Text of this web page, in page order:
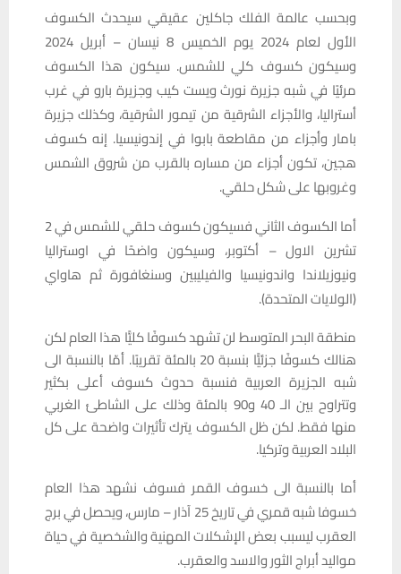
وبحسب عالمة الفلك جاكلين عقيقي سيحدث الكسوف
الأول لعام 2024 يوم الخميس 8 نيسان – أبريل 2024
وسيكون كسوف كلي للشمس. سيكون هذا الكسوف
مرئيًا في شبه جزيرة نورث ويست كيب وجزيرة بارو في غرب
أستراليا، والأجزاء الشرقية من تيمور الشرقية، وكذلك جزيرة
بامار وأجزاء من مقاطعة بابوا في إندونيسيا. إنه كسوف
هجين، تكون أجزاء من مساره بالقرب من شروق الشمس
وغروبها على شكل حلقي.
أما الكسوف الثاني فسيكون كسوف حلقي للشمس في 2
تشرين الاول – أكتوبر، وسيكون واضحًا في اوستراليا
ونيوزيلاندا واندونيسيا والفيليبين وسنغافورة ثم هاواي
(الولايات المتحدة).
منطقة البحر المتوسط لن تشهد كسوفًا كليًّا هذا العام لكن
هنالك كسوفًا جزئيًّا بنسبة 20 بالمئة تقريبًا. أمّا بالنسبة الى
شبه الجزيرة العربية فنسبة حدوث كسوف أعلى بكثير
وتتراوح بين الـ 40 و90 بالمئة وذلك على الشاطئ الغربي
منها فقط. لكن ظل الكسوف يترك تأثيرات واضحة على كل
البلاد العربية وتركيا.
أما بالنسبة الى خسوف القمر فسوف نشهد هذا العام
خسوفا شبه قمري في تاريخ 25 آذار – مارس، ويحصل في برج
العقرب ليسبب بعض الإشكلات المهنية والشخصية في حياة
مواليد أبراج الثور والاسد والعقرب.